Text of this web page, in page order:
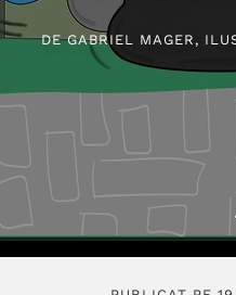
DEGABRIEL MAGER ,